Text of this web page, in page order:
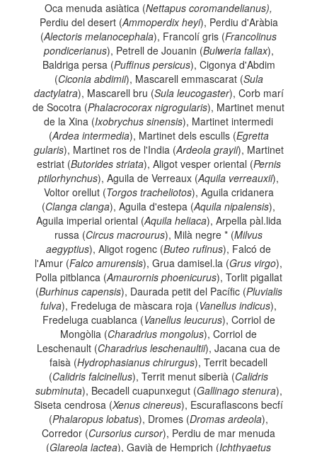
Oca menuda asiàtica (Nettapus coromandelianus),
Perdiu del desert (Ammoperdix heyi), Perdiu d'Aràbia
(Alectoris melanocephala), Francolí gris (Francolinus
pondicerianus), Petrell de Jouanin (Bulweria fallax),
Baldriga persa (Puffinus persicus), Cigonya d'Abdim
(Ciconia abdimii), Mascarell emmascarat (Sula
dactylatra), Mascarell bru (Sula leucogaster), Corb marí
de Socotra (Phalacrocorax nigrogularis), Martinet menut
de la Xina (Ixobrychus sinensis), Martinet intermedi
(Ardea intermedia), Martinet dels esculls (Egretta
gularis), Martinet ros de l'India (Ardeola grayii), Martinet
estriat (Butorides striata), Aligot vesper oriental (Pernis
ptilorhynchus), Aguila de Verreaux (Aquila verreauxii),
Voltor orellut (Torgos tracheliotos), Aguila cridanera
(Clanga clanga), Aguila d'estepa (Aquila nipalensis),
Aguila imperial oriental (Aquila heliaca), Arpella pàl.lida
russa (Circus macrourus), Milà negre * (Milvus
aegyptius), Aligot rogenc (Buteo rufinus), Falcó de
l'Amur (Falco amurensis), Grua damisel.la (Grus virgo),
Polla pitblanca (Amaurornis phoenicurus), Torlit pigallat
(Burhinus capensis), Daurada petit del Pacífic (Pluvialis
fulva), Fredeluga de màscara roja (Vanellus indicus),
Fredeluga cuablanca (Vanellus leucurus), Corriol de
Mongòlia (Charadrius mongolus), Corriol de
Leschenault (Charadrius leschenaultii), Jacana cua de
faisà (Hydrophasianus chirurgus), Territ becadell
(Calidris falcinellus), Territ menut siberià (Calidris
subminuta), Becadell cuapunxegut (Gallinago stenura),
Siseta cendrosa (Xenus cinereus), Escuraflascons becfí
(Phalaropus lobatus), Dromes (Dromas ardeola),
Corredor (Cursorius cursor), Perdiu de mar menuda
(Glareola lactea), Gavià de Hemprich (Ichthyaetus